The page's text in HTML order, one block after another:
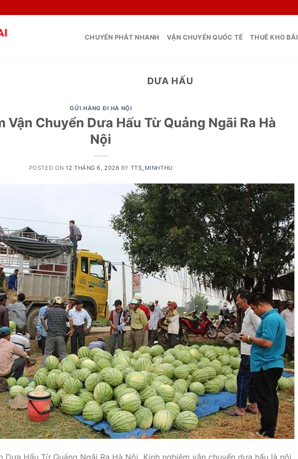
CHUYỂN PHÁT NHANH VẬN CHUYỂN QUỐC TẾ THUÊ KHO BÃI
DƯA HẤU
GỬI HÀNG ĐI HÀ NỘI
Vận Chuyển Dưa Hấu Từ Quảng Ngãi Ra Hà
Nội
POSTED ON12 THÁNG 6, 2026 BY TTS_MINHTHU
Dưa Hấu Từ Quảng Ngãi Ra Hà Nội Kinh nghiệm vận chuyển dưa hấu là nội